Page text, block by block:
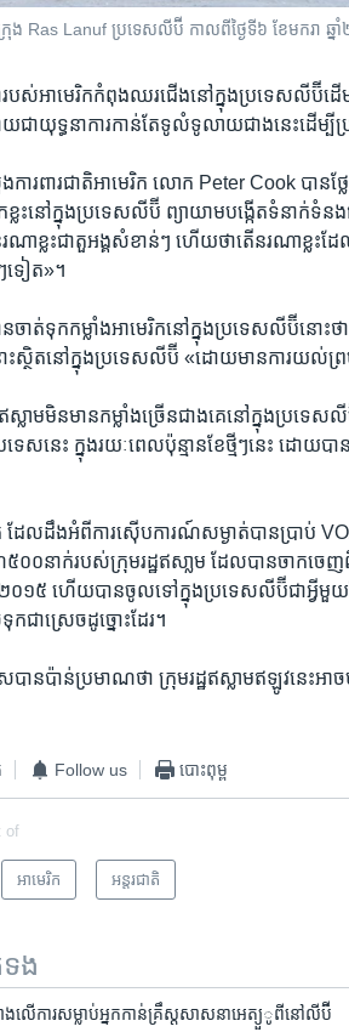
Ras Lanuf ប្រទេស​លីប៊ី កាលពី​ថ្ងៃទី៦ ខែមករា ឆ្ន
បស់​អាមេរិក​កំពុង​ឈរ​ជើង​នៅ​ក្នុង​ប្រទេស​លីប៊ី​ដើ
ជា​យុទ្ធនាការ​កាន់​តែ​ទូលំទូលាយ​ជាង​នេះ​ដើម្បី​
ង​ការពារ​ជាតិ​អាមេរិក លោក Peter Cook បាន​
ក​ខ្លះ​នៅ​ក្នុង​ប្រទេស​លីប៊ី ព្យាយាម​បង្កើត​ទំនាក់ទំ
ណា​ខ្លះ​ជា​តួអង្គ​សំខាន់ៗ ហើយ​ថា​តើ​នរណា​ខ្លះ​
ទៀត»។
ចាត់​ទុក​កម្លាំង​អាមេរិក​នៅ​ក្នុង​ប្រទេស​លីប៊ី​នោ
ោះ​ស្ថិត​នៅក្នុង​ប្រទេស​លីប៊ី «ដោយ​មាន​ការ​យល់ព្
ស្លាម​មិន​មាន​កម្លាំង​ច្រើន​ជាង​គេ​នៅក្នុង​ប្រទេ
រទេស​នេះ ក្នុង​រយៈពេល​ប៉ុន្មាន​ខែ​ថ្មីៗ​នេះ ដោយ​
ក់​ ដែល​ដឹង​អំពី​ការ​ស៊ើបការណ៍​សម្ងាត់​បាន​ប្រាប់​
០​នាក់​របស់​ក្រុម​រដ្ឋ​ឥសា្លម ដែល​បាន​ចាកចេ
០១៥ ហើយ​បាន​ចូល​ទៅ​ក្នុង​ប្រទេស​លីប៊ី​ជា​អ្វី​មួយ​
ក​ជាស្រេច​ដូច្នោះ​ដែរ។
បាន​ប៉ាន់​ប្រមាណ​ថា ក្រុម​រដ្ឋ​ឥស្លាម​ឥឡូវ​នេះ​អា
Follow us បោះពុម្ព
of
អាមេរិក​ អន្តរជាតិ
ទង
ាងលើ​ការ​សម្លាប់​​អ្នក​កាន់​គ្រឹស្តសាសនា​អេត្យួូពី​នៅ​លីប៊ី